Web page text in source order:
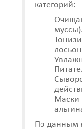
категорий:
муссы).
Маски
По данным